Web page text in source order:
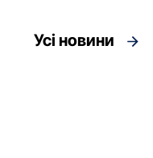
Усі новини